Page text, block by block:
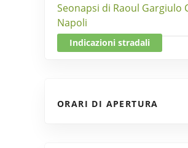
Seonapsi di Raoul Gargiulo
Napoli
Indicazioni stradali
ORARI DI APERTURA